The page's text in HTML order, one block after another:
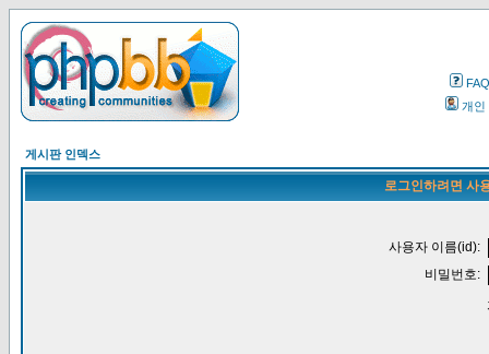
FAQ
개인
게시판 인덱스
로그인하려면 사
사용자 이름(id):
비밀번호: